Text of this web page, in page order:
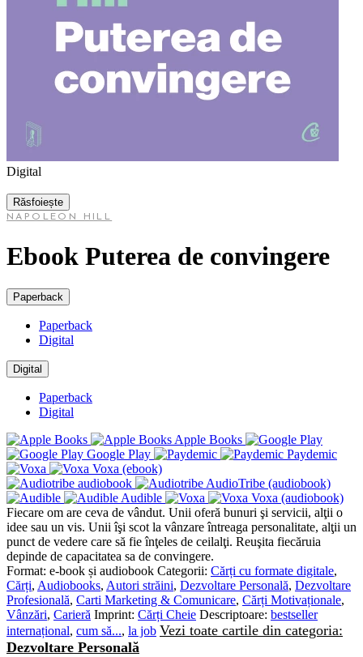
Digital
Răsfoiește
NAPOLEON HILL
Ebook Puterea de convingere
Paperback
Paperback
Digital
Digital
Paperback
Digital
Apple Books
Google Play
Paydemic
Voxa (ebook)
AudioTribe (audiobook)
Audible
Voxa (audiobook)
Fiecare om are ceva de vândut. Unii oferă bunuri şi servicii, alţii o
idee sau un vis. Unii îşi scot la vânzare întreaga personalitate, alţii un
punct de vedere care să fie înţeles de ceilalţi. Reuşita fiecăruia
depinde de capacitatea sa de convingere.
Format: e-book și audiobook Categorii: Cărți cu formate digitale,
Cărți, Audiobooks, Autori străini, Dezvoltare Personală, Dezvoltare
Profesională, Carti Marketing & Comunicare, Cărți Motivaționale,
Vânzări, Carieră Imprint: Cărți Cheie Descriptoare: bestseller
internațional, cum să..., la job Vezi toate cartile din categoria:
Dezvoltare Personală